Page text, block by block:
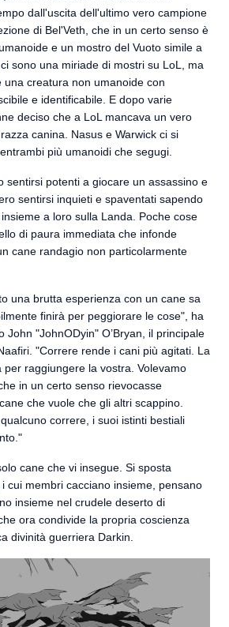
dall'uscita dell'ultimo vero campione
di Bel'Veth, che in un certo senso è
e un mostro del Vuoto simile a
sono una miriade di mostri su LoL, ma
una creatura non umanoide con
e identificabile. E dopo varie
deciso che a LoL mancava un vero
canina. Nasus e Warwick ci si
più umanoidi che segugi.
sentirsi potenti a giocare un assassino e
sentirsi inquieti e spaventati sapendo
a loro sulla Landa. Poche cose
di paura immediata che infonde
cane randagio non particolarmente
una brutta esperienza con un cane sa
finirà per peggiorare le cose", ha
John "JohnODyin" O’Bryan, il principale
"Correre rende i cani più agitati. La
per raggiungere la vostra. Volevamo
in un certo senso rievocasse
che vuole che gli altri scappino.
correre, i suoi istinti bestiali
cane che vi insegue. Si sposta
cui membri cacciano insieme, pensano
insieme nel crudele deserto di
ora condivide la propria coscienza
divinità guerriera Darkin.